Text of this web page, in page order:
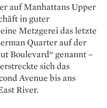
auf Manhattans Upper
in guter
Metzgerei das letzte
Quarter auf der
Boulevard“ genannt –
sich das
Avenue bis ans
River.